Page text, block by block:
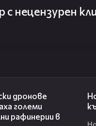
нецензурен
дронове
големи
рафинерии в